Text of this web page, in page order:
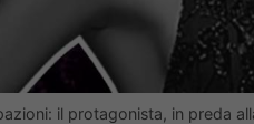
il protagonista, in preda